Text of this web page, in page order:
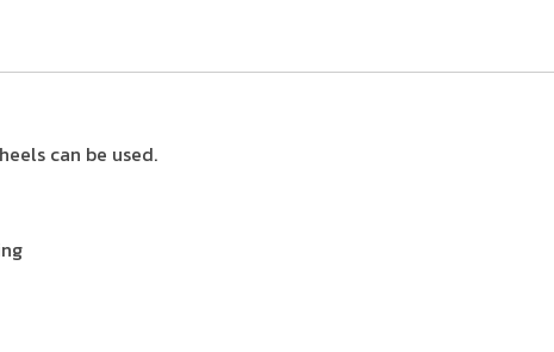
can be used.